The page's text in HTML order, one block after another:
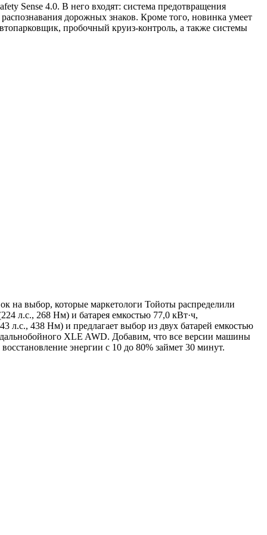
Sense 4.0. В него входят: система предотвращения
дорожных знаков. Кроме того, новинка умеет
пробочный круиз-контроль, а также системы
на выбор, которые маркетологи Тойоты распределили
л.с., 268 Нм) и батарея емкостью 77,0 кВт·ч,
438 Нм) и предлагает выбор из двух батарей емкостью
XLE AWD. Добавим, что все версии машины
энергии с 10 до 80% займет 30 минут.